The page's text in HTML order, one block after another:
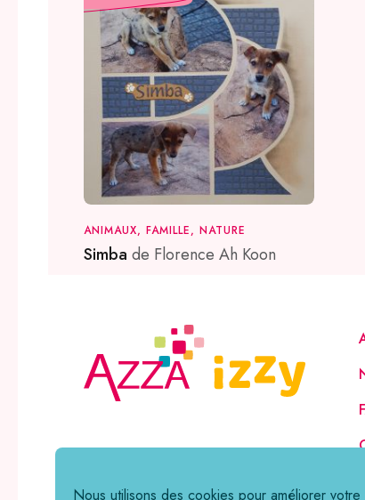
ANIMAUX, FAMILLE, NATURE
Simbade Florence Ah Koon
Nous utilisons des cookies pour améliorer